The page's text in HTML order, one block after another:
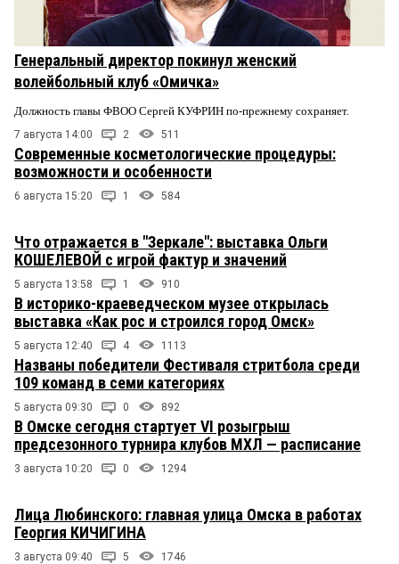
Генеральный директор покинул женский
волейбольный клуб «Омичка»
Должность главы ФВОО Сергей КУФРИН по-прежнему сохраняет.
7 августа 14:00 2 511
Современные косметологические процедуры:
возможности и особенности
6 августа 15:20 1 584
Что отражается в "Зеркале": выставка Ольги
КОШЕЛЕВОЙ с игрой фактур и значений
5 августа 13:58 1 910
В историко-краеведческом музее открылась
выставка «Как рос и строился город Омск»
5 августа 12:40 4 1113
Названы победители Фестиваля стритбола среди
109 команд в семи категориях
5 августа 09:30 0 892
В Омске сегодня стартует VI розыгрыш
предсезонного турнира клубов МХЛ — расписание
3 августа 10:20 0 1294
Лица Любинского: главная улица Омска в работах
Георгия КИЧИГИНА
3 августа 09:40 5 1746